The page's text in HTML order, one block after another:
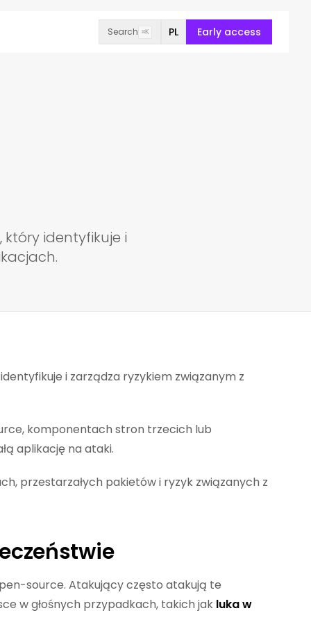
Search ⌘K PL Early access
identyfikuje i
i zarządza ryzykiem związanym z
komponentach stron trzecich lub
aplikację na ataki.
przestarzałych pakietów i ryzyk związanych z
source. Atakujący często atakują te
w głośnych przypadkach, takich jak luka w